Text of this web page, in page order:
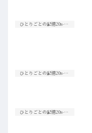
ひとりごとの記憶20s-30s
ひとりごとの記憶20s-30s
ひとりごとの記憶20s-30s